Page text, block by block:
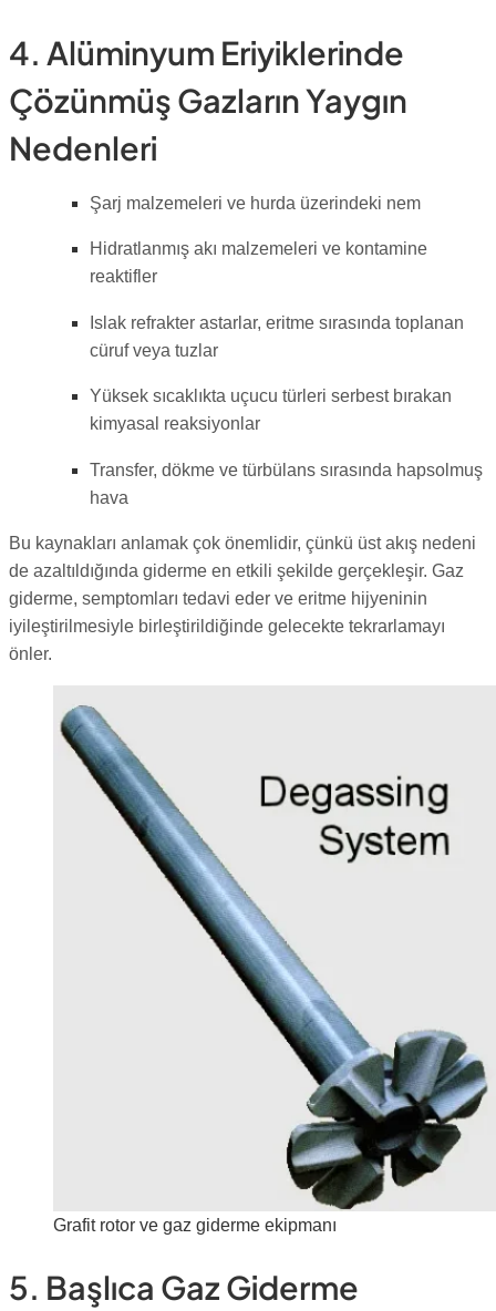
4. Alüminyum Eriyiklerinde
Çözünmüş Gazların Yaygın
Nedenleri
Şarj malzemeleri ve hurda üzerindeki nem
Hidratlanmış akı malzemeleri ve kontamine
reaktifler
Islak refrakter astarlar, eritme sırasında toplanan
cüruf veya tuzlar
Yüksek sıcaklıkta uçucu türleri serbest bırakan
kimyasal reaksiyonlar
Transfer, dökme ve türbülans sırasında hapsolmuş
hava
Bu kaynakları anlamak çok önemlidir, çünkü üst akış nedeni
de azaltıldığında giderme en etkili şekilde gerçekleşir. Gaz
giderme, semptomları tedavi eder ve eritme hijyeninin
iyileştirilmesiyle birleştirildiğinde gelecekte tekrarlamayı
önler.
Grafit rotor ve gaz giderme ekipmanı
5. Başlıca Gaz Giderme